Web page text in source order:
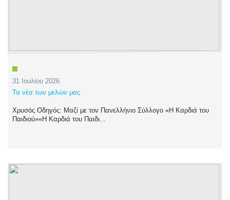
31 Ιουλίου 2026
Τα νέα των μελών μας
Χρυσός Οδηγός: Μαζί με τον Πανελλήνιο Σύλλογο «Η Καρδιά του
Παιδιού»«Η Καρδιά του Παιδι...